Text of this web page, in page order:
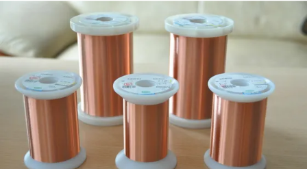
SITEMAP
PRIVACY
POLICY